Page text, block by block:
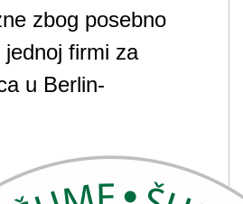
zbog posebno
firmi za
u Berlin-